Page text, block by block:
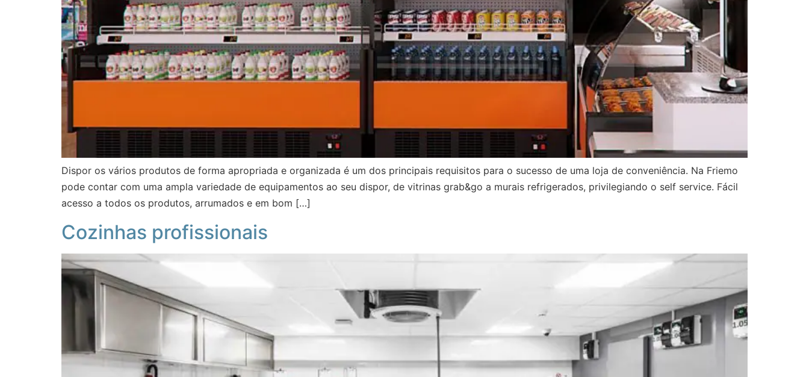
Dispor os vários produtos de forma apropriada e organizada é um dos principais requisitos para o sucesso de uma loja de conveniência. Na Friemo
pode contar com uma ampla variedade de equipamentos ao seu dispor, de vitrinas grab&go a murais refrigerados, privilegiando o self service. Fácil
acesso a todos os produtos, arrumados e em bom […]
Cozinhas profissionais